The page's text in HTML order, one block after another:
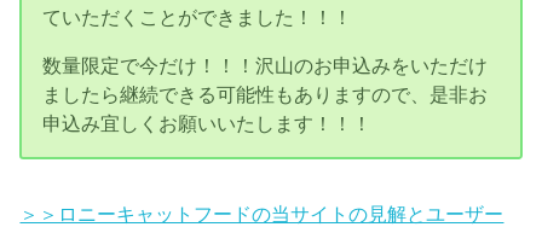
ていただくことができました！！！
数量限定で今だけ！！！沢山のお申込みをいただけ
ましたら継続できる可能性もありますので、是非お
申込み宜しくお願いいたします！！！
＞＞ロニーキャットフードの当サイトの見解とユーザー